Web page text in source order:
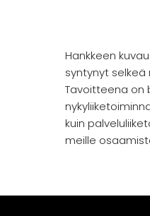
Hankkeen
syntynyt
Tavoitteena on
kuin
meille